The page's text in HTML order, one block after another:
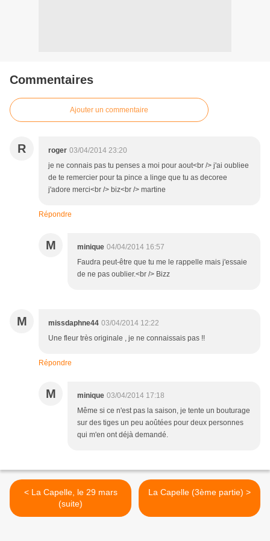
Commentaires
Ajouter un commentaire
R roger 03/04/2014 23:20
je ne connais pas tu penses a moi pour aout<br /> j'ai oubliee
de te remercier pour ta pince a linge que tu as decoree
j'adore merci<br /> biz<br /> martine
Répondre
M minique 04/04/2014 16:57
Faudra peut-être que tu me le rappelle mais j'essaie
de ne pas oublier.<br /> Bizz
M missdaphne44 03/04/2014 12:22
Une fleur très originale , je ne connaissais pas !!
Répondre
M minique 03/04/2014 17:18
Même si ce n'est pas la saison, je tente un bouturage
sur des tiges un peu aoûtées pour deux personnes
qui m'en ont déjà demandé.
< La Capelle, le 29 mars
(suite)
La Capelle (3ème partie) >